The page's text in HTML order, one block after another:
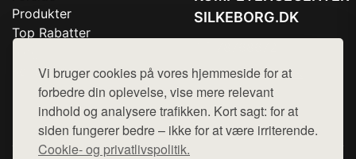
Vi bruger cookies på vores hjemmeside for at
forbedre din oplevelse, vise mere relevant
indhold og analysere trafikken. Kort sagt: for at
siden fungerer bedre – ikke for at være irriterende.
Cookie- og privatlivspolitik.
Produkter
Top Rabatter
Kontakt
SILKEBORG.DK
Mail:hej@want.dk
Cookie- og privatlivspolitik